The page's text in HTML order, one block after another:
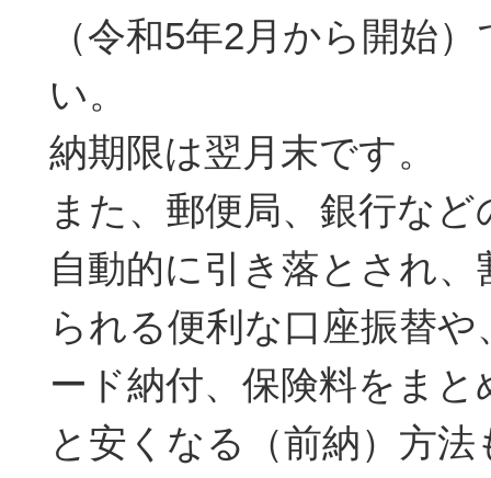
（令和5年2月から開始
い。
納期限は翌月末です。
また、郵便局、銀行な
自動的に引き落とされ
られる便利な口座振替
ード納付、保険料をま
と安くなる（前納）方